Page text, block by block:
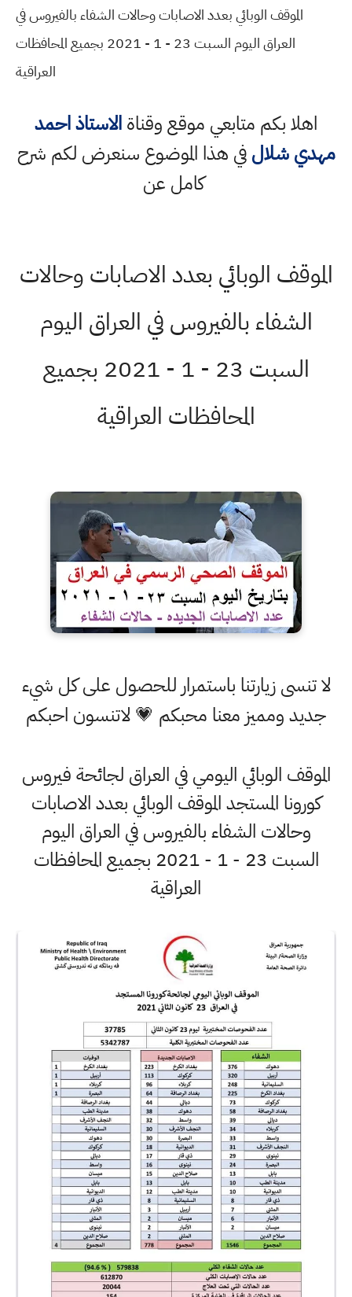
الموقف الوبائي بعدد الاصابات وحالات الشفاء بالفيروس في
العراق اليوم السبت 23 - 1 - 2021 بجميع المحافظات
العراقية
اهلا بكم متابعي موقع وقناةالاستاذ احمد
مهدي شلالفي هذا الموضوع سنعرض لكم شرح
كامل عن
الموقف الوبائي بعدد الاصابات وحالات
الشفاء بالفيروس في العراق اليوم
السبت 23 - 1 - 2021 بجميع
المحافظات العراقية
لا تنسى زيارتنا باستمرار للحصول على كل شيء
جديد ومميز معنا محبكم 💗 لاتنسون احبكم
الموقف الوبائي اليومي في العراق لجائحة فيروس
كورونا المستجد الموقف الوبائي بعدد الاصابات
وحالات الشفاء بالفيروس في العراق اليوم
السبت 23 - 1 - 2021 بجميع المحافظات
العراقية